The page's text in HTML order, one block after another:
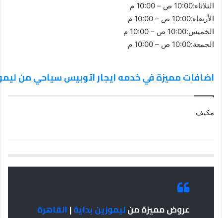
الثلاثاء:10:00 ص – 10:00 م
الأربعاء:10:00 ص – 10:00 م
الخميس:10:00 ص – 10:00 م
الجمعة:10:00 ص – 10:00 م
اضافات مميزة في خدمه ايجار اتوبيس سياحي من
مكيف
عروض مميزة منليموزين بداية|القاهرة